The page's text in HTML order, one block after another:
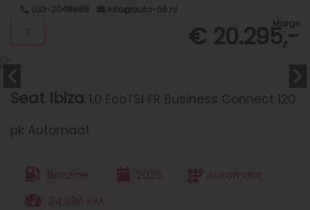
033-2048888
info@auto-66.nl
Marge
€ 20.295,-
Seat Ibiza 1.0 EcoTSI FR Business Connect 120
pk Automaat
Benzine 2025
Automaat
24.398 KM